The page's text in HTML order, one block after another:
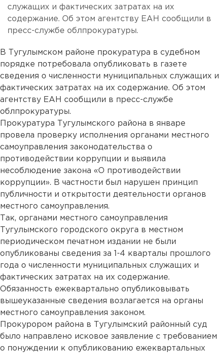
служащих и фактических затратах на их
содержание. Об этом агентству ЕАН сообщили в
пресс-службе облпрокуратуры.
В Тугулымском районе прокуратура в судебном
порядке потребовала опубликовать в газете
сведения о численности муниципальных служащих и
фактических затратах на их содержание. Об этом
агентству ЕАН сообщили в пресс-службе
облпрокуратуры.
Прокуратура Тугулымского района в январе
провела проверку исполнения органами местного
самоуправления законодательства о
противодействии коррупции и выявила
несоблюдение закона «О противодействии
коррупции». В частности был нарушен принцип
публичности и открытости деятельности органов
местного самоуправления.
Так, органами местного самоуправления
Тугулымского городского округа в местном
периодическом печатном издании не были
опубликованы сведения за 1-4 кварталы прошлого
года о численности муниципальных служащих и
фактических затратах на их содержание.
Обязанность ежеквартально опубликовывать
вышеуказанные сведения возлагается на органы
местного самоуправления законом.
Прокурором района в Тугулымский районный суд
было направлено исковое заявление с требованием
о понуждении к опубликованию ежеквартальных